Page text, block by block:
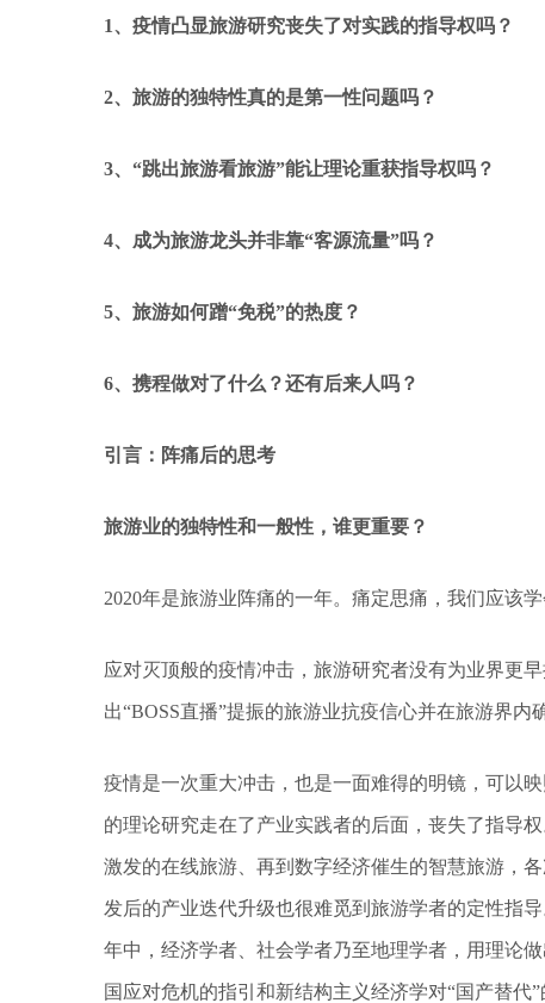
1、疫情凸显旅游研究丧失了对实践的指导权吗？
2、旅游的独特性真的是第一性问题吗？
3、“跳出旅游看旅游”能让理论重获指导权吗？
4、成为旅游龙头并非靠“客源流量”吗？
5、旅游如何蹭“免税”的热度？
6、携程做对了什么？还有后来人吗？
引言：阵痛后的思考
旅游业的独特性和一般性，谁更重要？
2020年是旅游业阵痛的一年。痛定思痛，我们应该学
应对灭顶般的疫情冲击，旅游研究者没有为业界更
出“BOSS直播”提振的旅游业抗疫信心并在旅游界内
疫情是一次重大冲击，也是一面难得的明镜，可以
的理论研究走在了产业实践者的后面，丧失了指导
激发的在线旅游、再到数字经济催生的智慧旅游，
发后的产业迭代升级也很难觅到旅游学者的定性指
年中，经济学者、社会学者乃至地理学者，用理论
国应对危机的指引和新结构主义经济学对“国产替代”